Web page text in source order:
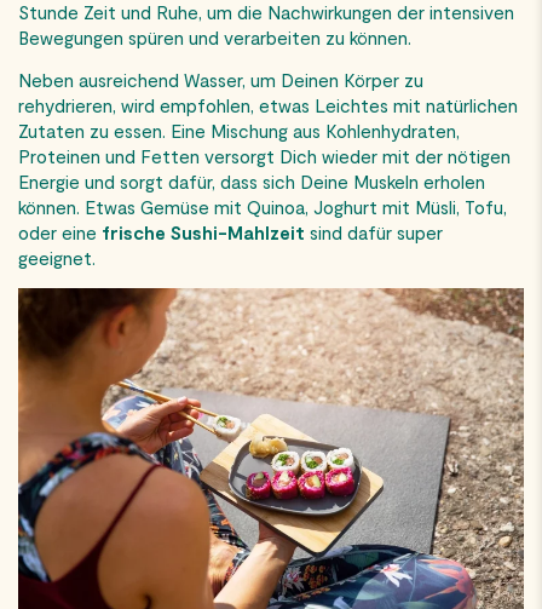
Stunde Zeit und Ruhe, um die Nachwirkungen der intensiven
Bewegungen spüren und verarbeiten zu können.
Neben ausreichend Wasser, um Deinen Körper zu
rehydrieren, wird empfohlen, etwas Leichtes mit natürlichen
Zutaten zu essen. Eine Mischung aus Kohlenhydraten,
Proteinen und Fetten versorgt Dich wieder mit der nötigen
Energie und sorgt dafür, dass sich Deine Muskeln erholen
können. Etwas Gemüse mit Quinoa, Joghurt mit Müsli, Tofu,
oder eine frische Sushi-Mahlzeit sind dafür super
geeignet.